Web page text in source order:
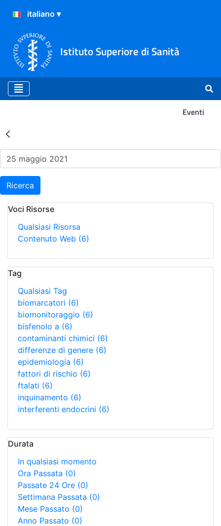
Istituto Superiore di Sanità
Eventi
Risultati della Ricerca -
Ricerca
Voci Risorse
Qualsiasi Risorsa
Contenuto Web (6)
Tag
Qualsiasi Tag
biomarcatori (6)
biomonitoraggio (6)
bisfenolo a (6)
contaminanti chimici (6)
differenze di genere (6)
epidemiologia (6)
fattori di rischio (6)
ftalati (6)
inquinamento (6)
interferenti endocrini (6)
Durata
In qualsiasi momento
Ora Passata (0)
Passate 24 Ore (0)
Settimana Passata (0)
Mese Passato (0)
Anno Passato (0)